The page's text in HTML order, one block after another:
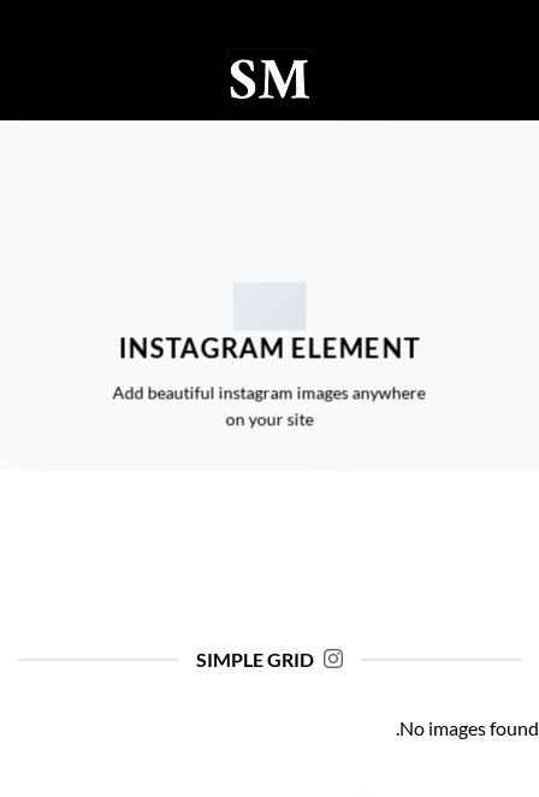
INSTAGRAM ELEMENT
Add beautiful instagram images anywhere
on your site
SIMPLE GRID
No images found.